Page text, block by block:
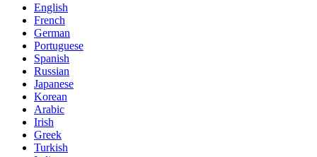
English
French
German
Portuguese
Spanish
Russian
Japanese
Korean
Arabic
Irish
Greek
Turkish